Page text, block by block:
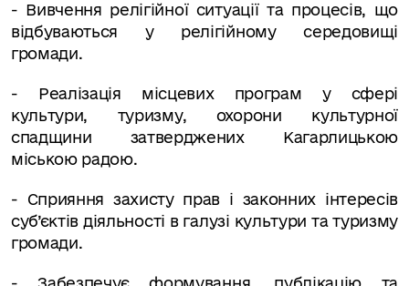
- Вивчення релігійної ситуації та процесів, що
відбуваються у релігійному середовищі
громади.
- Реалізація місцевих програм у сфері
культури, туризму, охорони культурної
спадщини затверджених Кагарлицькою
міською радою.
- Сприяння захисту прав і законних інтересів
суб’єктів діяльності в галузі культури та туризму
громади.